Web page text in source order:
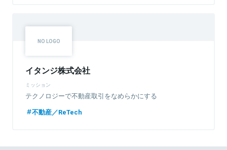
イタンジ株式会社
ミッション
テクノロジーで不動産取引をなめらかにする
不動産／ReTech